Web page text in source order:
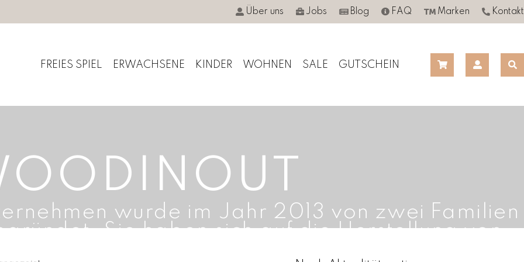
Über uns Jobs Blog FAQ Marken Kontakt
FREIES SPIEL ERWACHSENE KINDER WOHNEN SALE GUTSCHEIN
wurde im Jahr 2013 von zwei Familien
Sie haben sich auf die Herstellung von